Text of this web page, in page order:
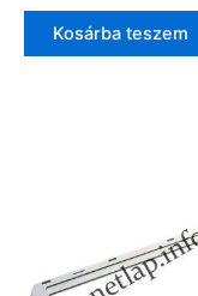
Kosárba teszem